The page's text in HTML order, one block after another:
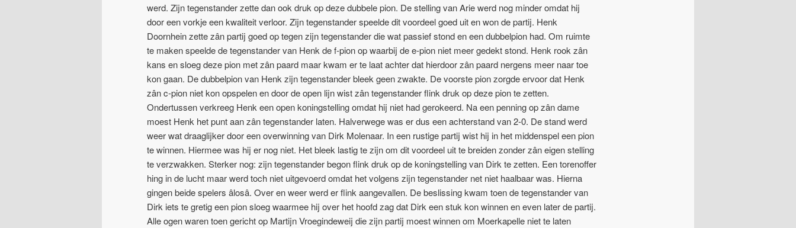
werd. Zijn tegenstander zette dan ook druk op deze dubbele pion. De stelling van Arie werd nog minder omdat hij
door een vorkje een kwaliteit verloor. Zijn tegenstander speelde dit voordeel goed uit en won de partij. Henk
Doornhein zette zân partij goed op tegen zijn tegenstander die wat passief stond en een dubbelpion had. Om ruimte
te maken speelde de tegenstander van Henk de f-pion op waarbij de e-pion niet meer gedekt stond. Henk rook zân
kans en sloeg deze pion met zân paard maar kwam er te laat achter dat hierdoor zân paard nergens meer naar toe
kon gaan. De dubbelpion van Henk zijn tegenstander bleek geen zwakte. De voorste pion zorgde ervoor dat Henk
zân c-pion niet kon opspelen en door de open lijn wist zân tegenstander flink druk op deze pion te zetten.
Ondertussen verkreeg Henk een open koningstelling omdat hij niet had gerokeerd. Na een penning op zân dame
moest Henk het punt aan zân tegenstander laten. Halverwege was er dus een achterstand van 2-0. De stand werd
weer wat draaglijker door een overwinning van Dirk Molenaar. In een rustige partij wist hij in het middenspel een pion
te winnen. Hiermee was hij er nog niet. Het bleek lastig te zijn om dit voordeel uit te breiden zonder zân eigen stelling
te verzwakken. Sterker nog: zijn tegenstander begon flink druk op de koningstelling van Dirk te zetten. Een torenoffer
hing in de lucht maar werd toch niet uitgevoerd omdat het volgens zijn tegenstander net niet haalbaar was. Hierna
gingen beide spelers âlosâ. Over en weer werd er flink aangevallen. De beslissing kwam toen de tegenstander van
Dirk iets te gretig een pion sloeg waarmee hij over het hoofd zag dat Dirk een stuk kon winnen en even later de partij.
Alle ogen waren toen gericht op Martijn Vroegindeweij die zijn partij moest winnen om Moerkapelle niet te laten